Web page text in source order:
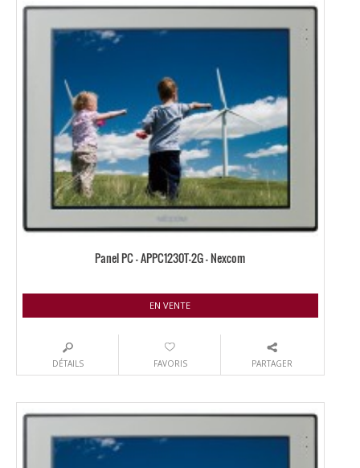
Panel PC – APPC1230T-2G – Nexcom
EN VENTE
DÉTAILS FAVORIS PARTAGER